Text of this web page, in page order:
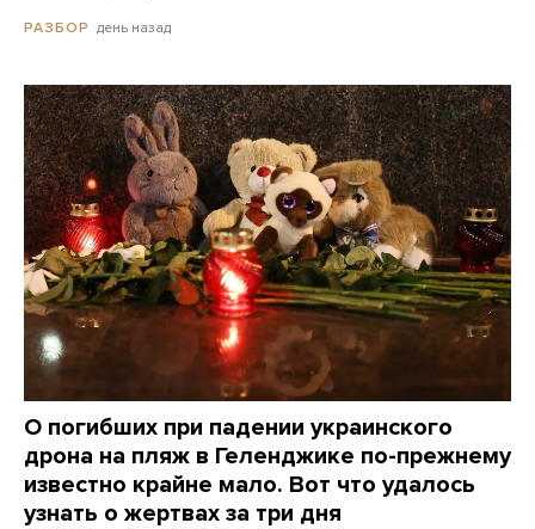
РАЗБОР день назад
О погибших при падении украинского
дрона на пляж в Геленджике по-прежнему
известно крайне мало. Вот что удалось
узнать о жертвах за три дня